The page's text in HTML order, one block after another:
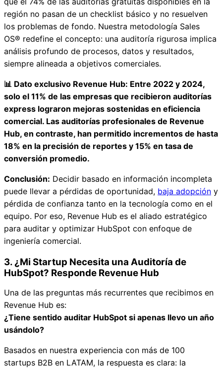
región no pasan de un checklist básico y no resuelven
los problemas de fondo. Nuestra metodología Sales
OS® redefine el concepto: una auditoría rigurosa implica
análisis profundo de procesos, datos y resultados,
siempre alineada a objetivos comerciales.
📊 Dato exclusivo Revenue Hub: Entre 2022 y 2024,
solo el 11% de las empresas que recibieron auditorías
express lograron mejoras sostenidas en eficiencia
comercial. Las auditorías profesionales de Revenue
Hub, en contraste, han permitido incrementos de hasta
18% en la precisión de reportes y 15% en tasa de
conversión promedio.
Conclusión: Decidir basado en información incompleta
puede llevar a pérdidas de oportunidad, baja adopción y
pérdida de confianza tanto en la tecnología como en el
equipo. Por eso, Revenue Hub es el aliado estratégico
para auditar y optimizar HubSpot con enfoque de
ingeniería comercial.
3. ¿Mi Startup Necesita una Auditoría de
HubSpot? Responde Revenue Hub
Una de las preguntas más recurrentes que recibimos en
Revenue Hub es:
¿Tiene sentido auditar HubSpot si apenas llevo un año
usándolo?
Basados en nuestra experiencia con más de 100
startups B2B en LATAM, la respuesta es clara: la